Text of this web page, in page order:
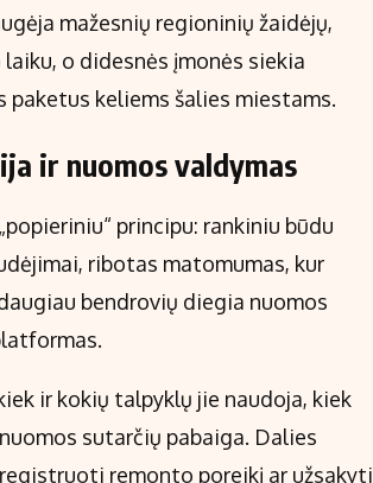
mažesnių regioninių žaidėjų,
o didesnės įmonės siekia
keliems šalies miestams.
ir nuomos valdymas
principu: rankiniu būdu
ribotas matomumas, kur
bendrovių diegia nuomos
ir kokių talpyklų jie naudoja, kiek
sutarčių pabaiga. Dalies
remonto poreikį ar užsakyti